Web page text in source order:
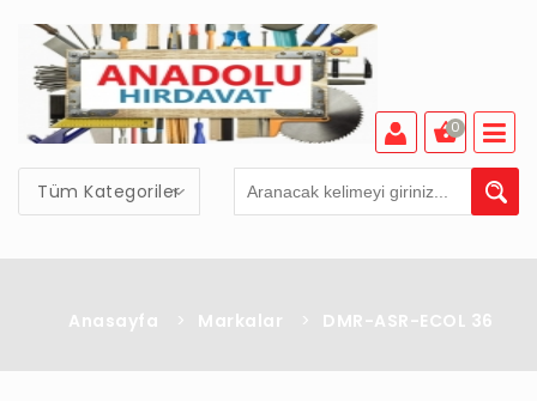
Tüm Kategoriler
0
Anasayfa > Markalar > DMR-ASR-ECOL 36